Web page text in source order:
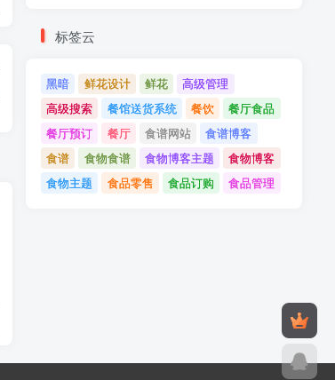
标签云
黑暗 鲜花设计 鲜花
高级管理
高级搜索
餐馆送货系统 餐饮
餐厅食品
餐厅预订
餐厅 食谱网站
食谱博客
食谱
食物食谱 食物博客主题
食物博客
食物主题
食品零售 食品订购 食品管理